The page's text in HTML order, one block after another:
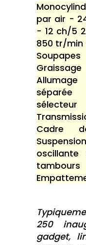
par air -
- 12 ch/5
850 tr/min
Cadre
250
gadget,